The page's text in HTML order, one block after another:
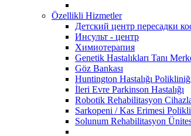
Özellikli Hizmetler
Детский центр пересадки
Инсульт - центр
Химиотерапия
Genetik Hastalıkları Tanı
Göz Bankası
Huntington Hastalığı
İleri Evre Parkinson Hastalığı
Robotik Rehabilitasyon
Sarkopeni / Kas Erimesi
Solunum Rehabilitasyon